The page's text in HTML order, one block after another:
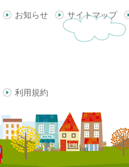
お知らせ サイトマップ
利用規約